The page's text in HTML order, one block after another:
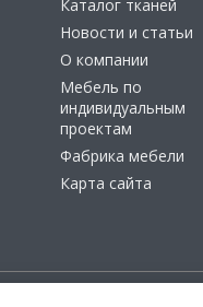
Каталог тканей
Новости и статьи
О компании
Мебель по
индивидуальным
проектам
Фабрика мебели
Карта сайта